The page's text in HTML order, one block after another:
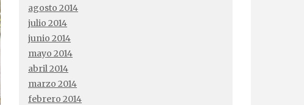
agosto 2014
julio 2014
junio 2014
mayo 2014
abril 2014
marzo 2014
febrero 2014